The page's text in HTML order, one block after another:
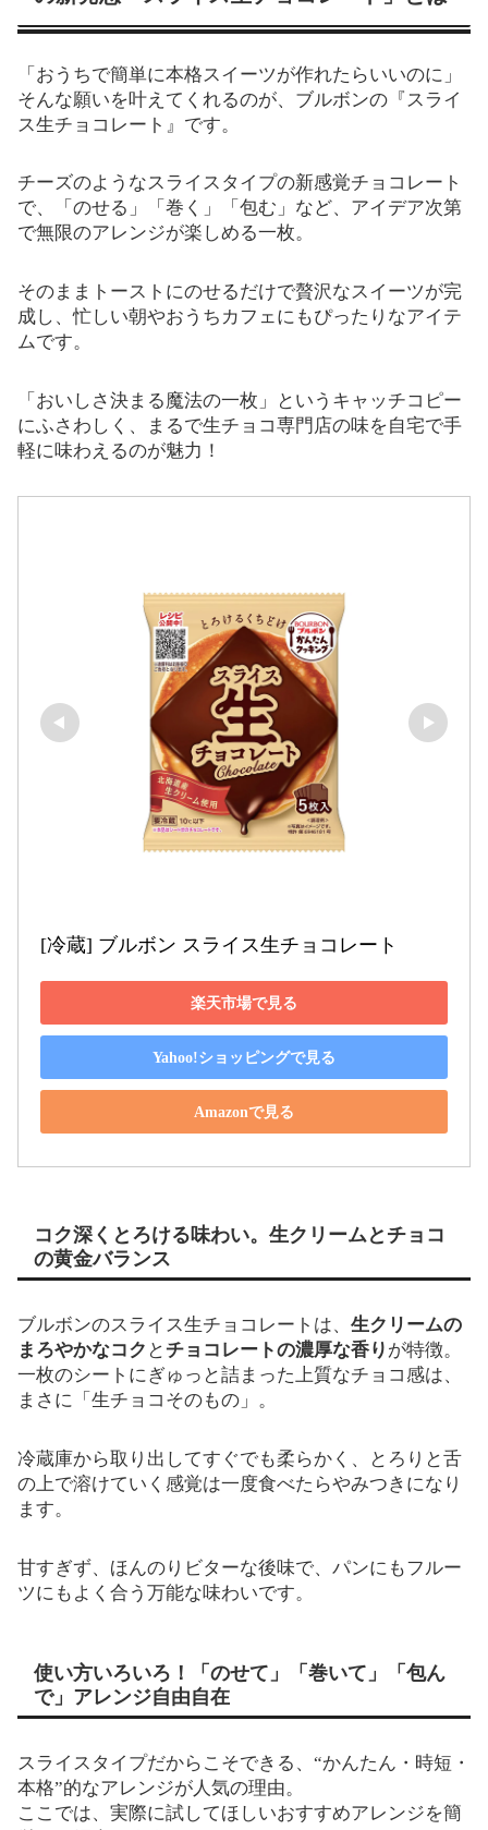
「おうちで簡単に本格スイーツが作れたらいいのに」
そんな願いを叶えてくれるのが、ブルボンの『スライ
ス生チョコレート』です。
チーズのようなスライスタイプの新感覚チョコレート
で、「のせる」「巻く」「包む」など、アイデア次第
で無限のアレンジが楽しめる一枚。
そのままトーストにのせるだけで贅沢なスイーツが完
成し、忙しい朝やおうちカフェにもぴったりなアイテ
ムです。
「おいしさ決まる魔法の一枚」というキャッチコピー
にふさわしく、まるで生チョコ専門店の味を自宅で手
軽に味わえるのが魅力！
[冷蔵] ブルボン スライス生チョコレート
楽天市場で見る
Yahoo!ショッピングで見る
Amazonで見る
コク深くとろける味わい。生クリームとチョコ
の黄金バランス
ブルボンのスライス生チョコレートは、 生クリームの
まろやかなコク とチョコレートの濃厚な香り が特徴。
一枚のシートにぎゅっと詰まった上質なチョコ感は、
まさに「生チョコそのもの」。
冷蔵庫から取り出してすぐでも柔らかく、とろりと舌
の上で溶けていく感覚は一度食べたらやみつきになり
ます。
甘すぎず、ほんのりビターな後味で、パンにもフルー
ツにもよく合う万能な味わいです。
使い方いろいろ！「のせて」「巻いて」「包ん
で」アレンジ自由自在
スライスタイプだからこそできる、“かんたん・時短・
本格”的なアレンジが人気の理由。
ここでは、実際に試してほしいおすすめアレンジを簡